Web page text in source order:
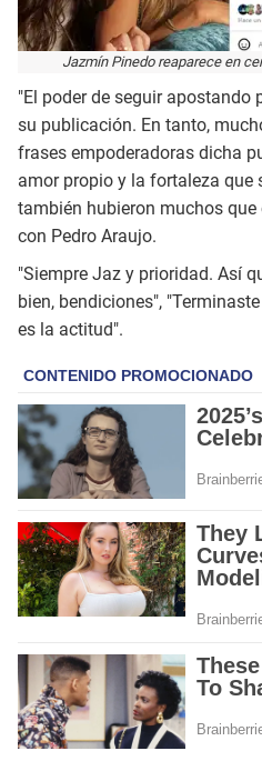
Jazmín Pinedo reaparece en
"El poder de seguir apostando
su publicación. En tanto,
frases empoderadoras dicha
amor propio y la fortaleza que
también hubieron muchos
con Pedro Araujo.
"Siempre Jaz y prioridad. Así
bien, bendiciones",
es la actitud".